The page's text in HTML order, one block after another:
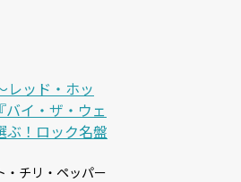
レッド・ホッ
バイ・ザ・ウェ
ぶ！ロック名盤
・チリ・ペッパー